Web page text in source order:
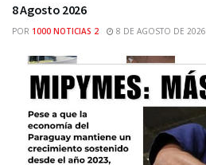
8 Agosto 2026
POR 1000 NOTICIAS 2 8 DE AGOSTO DE 2026